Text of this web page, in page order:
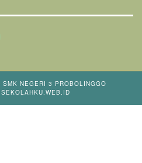
SMK NEGERI 3 PROBOLINGGO
SEKOLAHKU.WEB.ID